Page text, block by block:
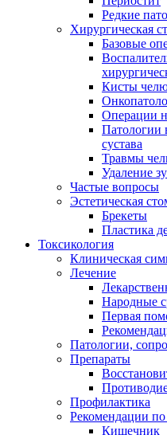
Редкие
Хирургическая
Базовые
Кисты
Операции
Патологии
сустава
Травмы
Удаление
Частые вопросы
Эстетическая
Брекеты
Пластика
Токсикология
Клиническая
Лечение
Народные
Первая
Патологии,
Препараты
Профилактика
Рекомендации
Кишечник